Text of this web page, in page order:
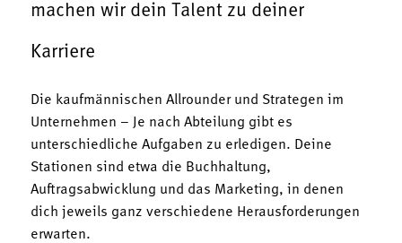
machen wir dein Talent zu deiner
Karriere
Die kaufmännischen Allrounder und Strategen im
Unternehmen – Je nach Abteilung gibt es
unterschiedliche Aufgaben zu erledigen. Deine
Stationen sind etwa die Buchhaltung,
Auftragsabwicklung und das Marketing, in denen
dich jeweils ganz verschiedene Herausforderungen
erwarten.